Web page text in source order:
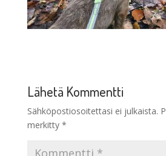
Lähetä Kommentti
Sähköpostiosoitettasi ei julkaista.
merkitty *